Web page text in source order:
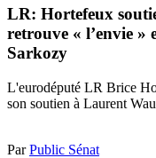
LR: Hortefeux
retrouve « l’envie »
Sarkozy
L'eurodéputé LR Brice
son soutien à Laurent
ParPublic Sénat